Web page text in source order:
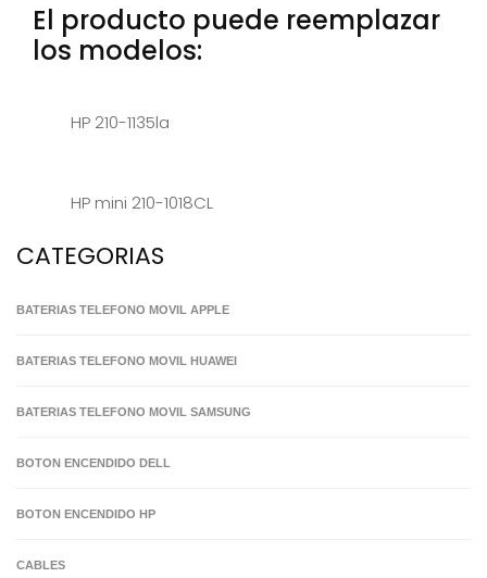
CATEGORIAS
BATERIAS TELEFONO MOVIL APPLE
BATERIAS TELEFONO MOVIL HUAWEI
BATERIAS TELEFONO MOVIL SAMSUNG
BOTON ENCENDIDO DELL
BOTON ENCENDIDO HP
CABLES
El producto puede reemplazar
los modelos:
HP 210-1135la
HP mini 210-1018CL